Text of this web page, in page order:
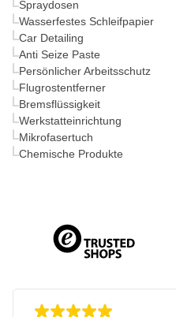
Spraydosen
Wasserfestes Schleifpapier
Car Detailing
Anti Seize Paste
Persönlicher Arbeitsschutz
Flugrostentferner
Bremsflüssigkeit
Werkstatteinrichtung
Mikrofasertuch
Chemische Produkte